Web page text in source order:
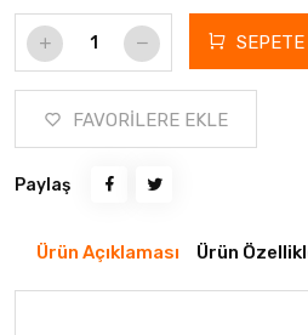
FAVORİLERE EKLE
Paylaş
Ürün Açıklaması Ürün